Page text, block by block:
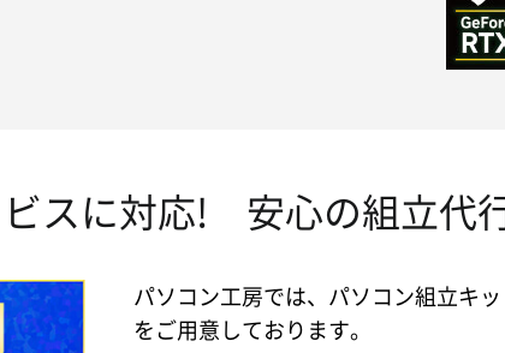
スに対応! 安心の組立代
パソコン工房では、パソコン組立キ
をご用意しております。